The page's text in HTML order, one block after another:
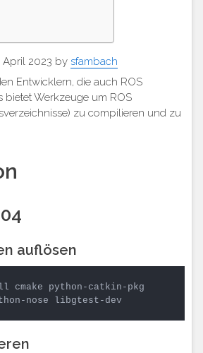
April 2023 by sfambach
Entwicklern, die auch ROS
bietet Werkzeuge um ROS
zu compilieren und zu
auflösen
cmake python-catkin-pkg
nose libgtest-dev